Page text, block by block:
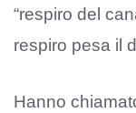
“respiro del
respiro pesa il
Hanno